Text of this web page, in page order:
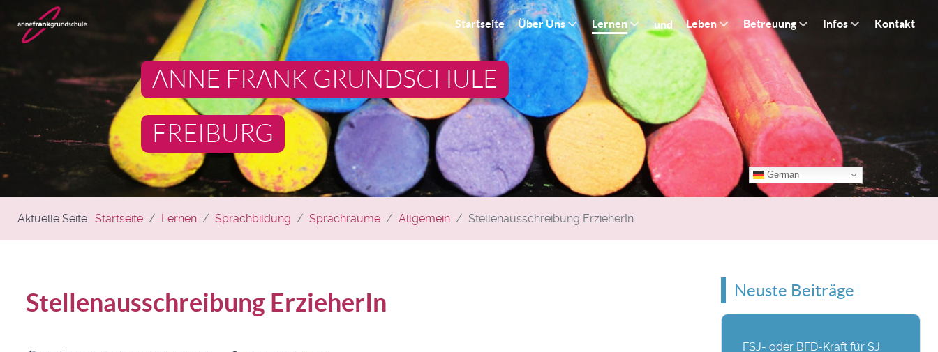
Startseite Über Uns Lernen und Leben Betreuung Infos Kontakt
ANNE FRANK GRUNDSCHULE
FREIBURG
German
Aktuelle Seite: Startseite Lernen Sprachbildung Sprachräume Allgemein Stellenausschreibung ErzieherIn
Stellenausschreibung ErzieherIn Neuste Beiträge
FSJ- oder BFD-Kraft für SJ